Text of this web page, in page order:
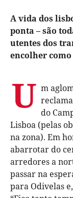
A vida dos
ponta – são
utentes dos
encolher
U m
do
Lisboa (pelas
na zona). Em
abarrotar do
arredores a
passar na
para Odivelas